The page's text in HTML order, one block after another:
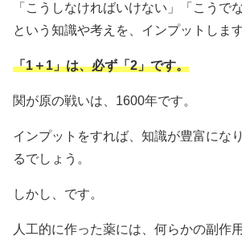
「こうしなければいけない」「こうで
という知識や考えを、インプットします
「1＋1」は、必ず「2」です。
関が原の戦いは、1600年です。
インプットをすれば、知識が豊富にな
るでしょう。
しかし、です。
人工的に作った薬には、何らかの副作